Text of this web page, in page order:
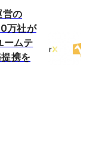
営の
万社が
ームテ
携を